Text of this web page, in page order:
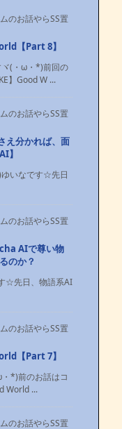
のお話やらSS置
【Part 8】
ヾ(・ω・*)前回の
】Good W ...
のお話やらSS置
え分かれば、面
】
いなです☆先日
のお話やらSS置
AIで尊い物
のか？
☆先日、物語系AI
のお話やらSS置
【Part 7】
*)前のお話はコ
World ...
のお話やらSS置